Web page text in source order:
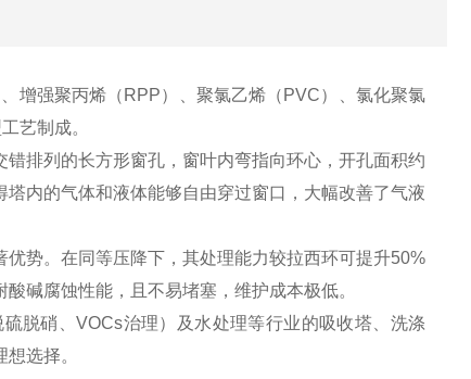
增强聚丙烯（RPP）、聚氯乙烯（PVC）、氯化聚氯
艺制成。
排列的长方形窗孔，窗叶内弯指向环心，开孔面积约
内的气体和液体能够自由穿过窗口，大幅改善了气液
势。在同等压降下，其处理能力较拉西环可提升50%
碱腐蚀性能，且不易堵塞，维护成本极低。
脱硝、VOCs治理）及水处理等行业的吸收塔、洗涤
选择。